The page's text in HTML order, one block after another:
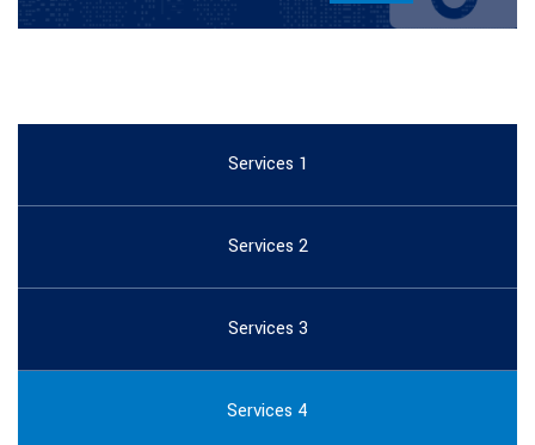
Services 1
Services 2
Services 3
Services 4